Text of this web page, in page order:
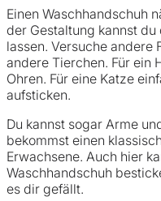
Einen Waschhandschuh
der Gestaltung kannst
lassen. Versuche andere
andere Tierchen. Für ein
Ohren. Für eine Katze
aufsticken.
Du kannst sogar Arme
bekommst einen
Erwachsene. Auch hier
Waschhandschuh
es dir gefällt.